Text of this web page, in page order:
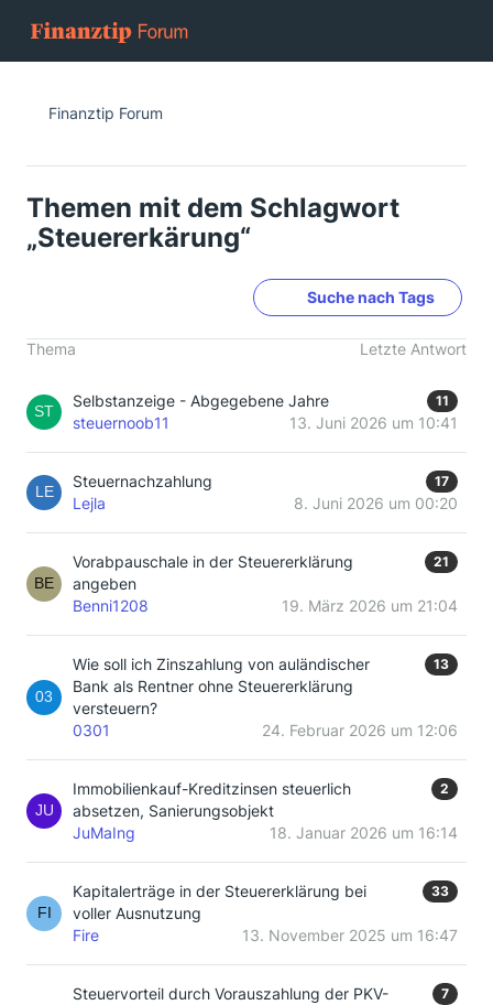
Finanztip Forum
Themen mit dem Schlagwort
„Steuererkärung“
Suche nach Tags
Thema Letzte Antwort
Selbstanzeige - Abgegebene Jahre 11
steuernoob11 13. Juni 2026 um 10:41
Steuernachzahlung 17
Lejla 8. Juni 2026 um 00:20
Vorabpauschale in der Steuererklärung
angeben
21
Benni1208 19. März 2026 um 21:04
Wie soll ich Zinszahlung von auländischer
Bank als Rentner ohne Steuererklärung
versteuern?
13
0301 24. Februar 2026 um 12:06
Immobilienkauf-Kreditzinsen steuerlich
absetzen, Sanierungsobjekt
2
JuMaIng 18. Januar 2026 um 16:14
Kapitalerträge in der Steuererklärung bei
voller Ausnutzung
33
Fire 13. November 2025 um 16:47
Steuervorteil durch Vorauszahlung der PKV-
7